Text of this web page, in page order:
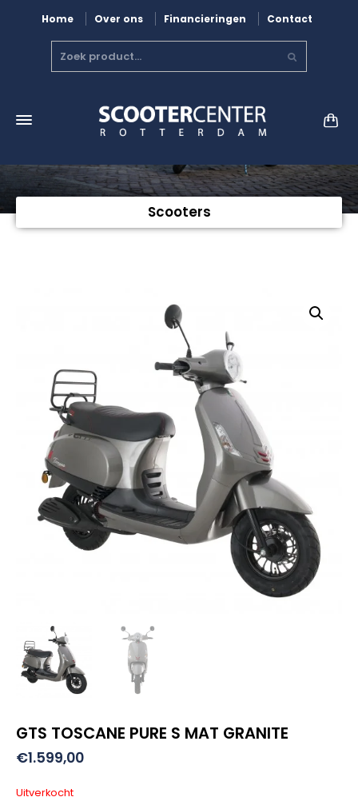
Home Over ons Financieringen Contact
Scooters
GTS TOSCANE PURE S MAT GRANITE
€1.599,00
Uitverkocht